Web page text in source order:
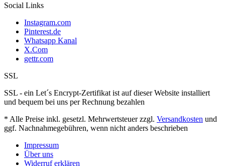
Social Links
Instagram.com
Pinterest.de
Whatsapp Kanal
X.Com
gettr.com
SSL
SSL - ein Let´s Encrypt-Zertifikat ist auf dieser Website installiert
und bequem bei uns per Rechnung bezahlen
* Alle Preise inkl. gesetzl. Mehrwertsteuer zzgl. Versandkosten und
ggf. Nachnahmegebühren, wenn nicht anders beschrieben
Impressum
Über uns
Widerruf erklären